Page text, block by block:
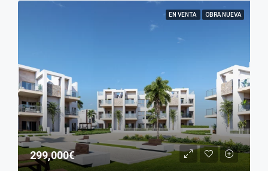
EN VENTA OBRA NUEVA
299,000€